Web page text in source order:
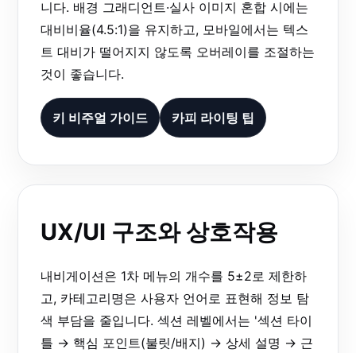
니다. 배경 그래디언트·실사 이미지 혼합 시에는
대비비율(4.5:1)을 유지하고, 모바일에서는 텍스
트 대비가 떨어지지 않도록 오버레이를 조절하는
것이 좋습니다.
키 비주얼 가이드 카피 라이팅 팁
UX/UI 구조와 상호작용
내비게이션은 1차 메뉴의 개수를 5±2로 제한하
고, 카테고리명은 사용자 언어로 표현해 정보 탐
색 부담을 줄입니다. 섹션 레벨에서는 '섹션 타이
틀 → 핵심 포인트(불릿/배지) → 상세 설명 → 근